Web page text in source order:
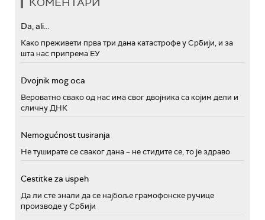
Da, ali...
Како преживети прва три дана катастрофе у Србији, и за
шта нас припрема ЕУ
Dvojnik mog oca
Вероватно свако од нас има свог двојника са којим дели и
сличну ДНК
Nemogućnost tusiranja
Не туширате се сваког дана – не стидите се, то је здраво
Cestitke za uspeh
Да ли сте знали да се најбоље грамофонске ручице
производе у Србији